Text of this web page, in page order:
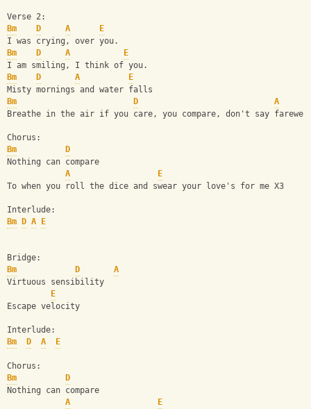
Verse 2:
Bm
D A
E
I was crying, over you.
Bm
D A
E
I am smiling, I think of you.
Bm
D A
E
Misty mornings and water falls
Bm
D
A
Breathe in the air if you care, you compare, don't say
Chorus:
Bm
D
Nothing can compare
A
E
To when you roll the dice and swear your love's for me X3
Interlude:
Bm
D A E
Bridge:
Bm
D
A
Virtuous sensibility
E
Escape velocity
Interlude:
Bm
D A E
Chorus:
Bm
D
Nothing can compare
A
E